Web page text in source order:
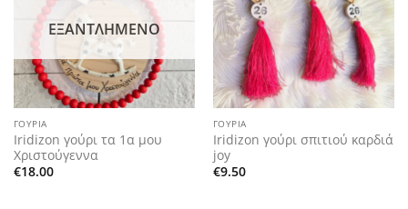
ΕΞΑΝΤΛΗΜΈΝΟ
ΓΟΎΡΙΑ
Iridizon γούρι τα 1α μου
Χριστούγεννα
€18.00
ΓΟΎΡΙΑ
Iridizon γούρι σπιτιού καρδιά
joy
€9.50